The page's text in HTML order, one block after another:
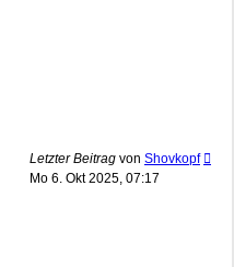
Letzter Beitrag von Shovkopf
Mo 6. Okt 2025, 07:17